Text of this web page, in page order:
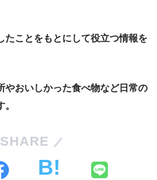
たことをもとにして役立つ情報を
やおいしかった食べ物など日常の
SHARE